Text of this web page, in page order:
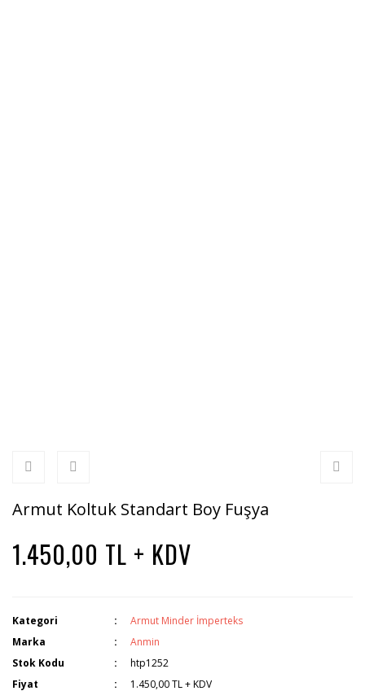
Armut Koltuk Standart Boy Fuşya
1.450,00 TL + KDV
Kategori
Armut Minder İmperteks
Marka
Anmin
Stok Kodu
htp1252
Fiyat
1.450,00 TL + KDV